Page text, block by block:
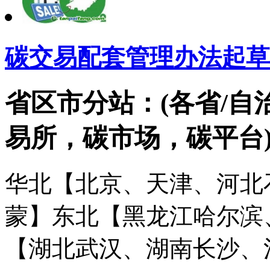
碳交易配套管理办法起
省区市分站：(各省/自
易所，碳市场，碳平台
华北【北京、天津、河
蒙】 东北【黑龙江哈尔
【湖北武汉、湖南长沙